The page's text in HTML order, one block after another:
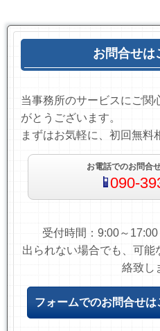
お問合せは
当事務所のサービスにご関
がとうございます。
まずはお気軽に、初回無料
お電話でのお問合
090-
受付時間：9:00～17:00
出られない場合でも、可
絡致し
フォームでのお問合せは